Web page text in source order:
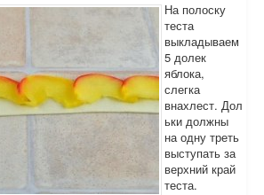
На полоску
теста
выкладываем
5 долек
яблока,
слегка
внахлест. Дол
ьки должны
на одну треть
выступать за
верхний край
теста.